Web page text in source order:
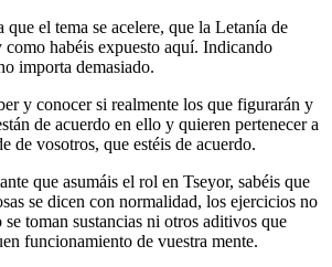
que el tema se acelere, que la Letanía de
como habéis expuesto aquí. Indicando
importa demasiado.
y conocer si realmente los que figurarán y
de acuerdo en ello y quieren pertenecer a
de vosotros, que estéis de acuerdo.
que asumáis el rol en Tseyor, sabéis que
se dicen con normalidad, los ejercicios no
toman sustancias ni otros aditivos que
funcionamiento de vuestra mente.